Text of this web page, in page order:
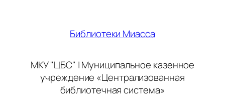
Библиотеки Миасса
МКУ "ЦБС" | Муниципальное казенное
учреждение «Централизованная
библиотечная система»